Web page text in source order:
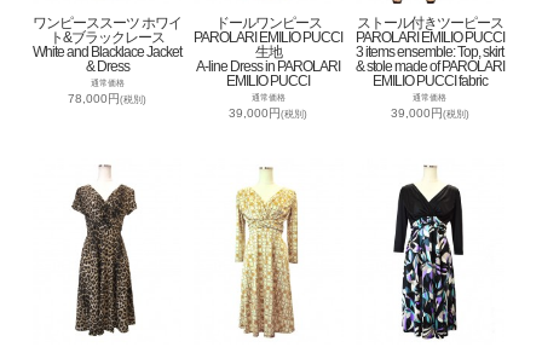
ワンピーススーツ ホワイ
ト&ブラックレース
White and Blacklace Jacket
& Dress
通常価格
78,000円(税別)
ドールワンピース
PAROLARI EMILIO PUCCI
生地
A-line Dress in PAROLARI
EMILIO PUCCI
通常価格
39,000円(税別)
ストール付きツーピース
PAROLARI EMILIO PUCCI
3 items ensemble: Top, skirt
& stole made of PAROLARI
EMILIO PUCCI fabric
通常価格
39,000円(税別)